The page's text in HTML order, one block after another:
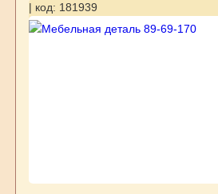
| код: 181939